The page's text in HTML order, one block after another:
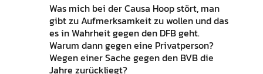
Was mich bei der Causa Hoop stört, man
gibt zu Aufmerksamkeit zu wollen und das
es in Wahrheit gegen den DFB geht.
Warum dann gegen eine Privatperson?
Wegen einer Sache gegen den BVB die
Jahre zurückliegt?